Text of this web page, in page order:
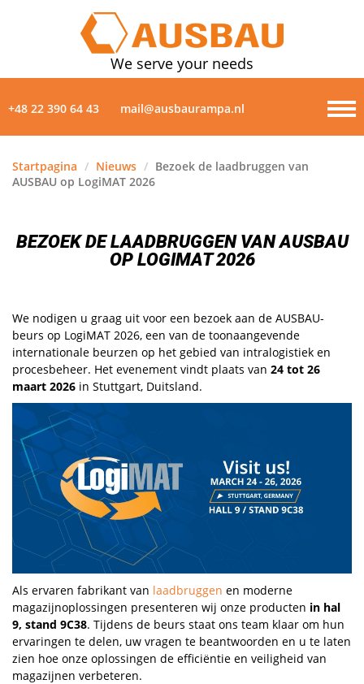
We serve your needs
+48 22 390 64 43 mail@ausbaurampa.nl
PRODUCTEN
GALERIJ
CONTACTEN
Startpagina / Nieuws / Bezoek de laadbruggen van
AUSBAU op LogiMAT 2026
BEZOEK DE LAADBRUGGEN VAN AUSBAU
OP LOGIMAT 2026
We nodigen u graag uit voor een bezoek aan de AUSBAU-
beurs op LogiMAT 2026, een van de toonaangevende
internationale beurzen op het gebied van intralogistiek en
procesbeheer. Het evenement vindt plaats van 24 tot 26
maart 2026 in Stuttgart, Duitsland.
Als ervaren fabrikant van laadbruggen en moderne
magazijnoplossingen presenteren wij onze producten in hal
9, stand 9C38. Tijdens de beurs staat ons team klaar om hun
ervaringen te delen, uw vragen te beantwoorden en u te laten
zien hoe onze oplossingen de efficiëntie en veiligheid van
magazijnen verbeteren.